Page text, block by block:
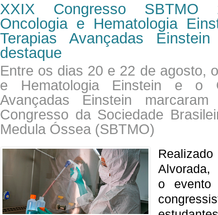
XXIX Congresso
Oncologia e Hematologia
Terapias Avançadas
destaque
Entre os dias 20 e 22 de agosto,
e Hematologia Einstein e o
Avançadas Einstein
Congresso da Sociedade
Medula Óssea (SBTMO)
o evento